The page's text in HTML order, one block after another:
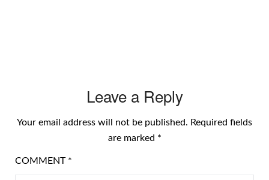
Leave a Reply
Your email address will not be published. Required fields
are marked *
COMMENT *